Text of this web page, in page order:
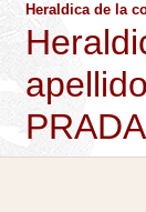
Heraldica de la
apellido